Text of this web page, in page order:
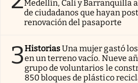
Medellín, Cali y Barranquilla
de ciudadanos que hayan
renovación del pasaporte
3HistoriasUna mujer gastó
en un terreno vacío. Nueve
grupo de voluntarios le
850 bloques de plástico